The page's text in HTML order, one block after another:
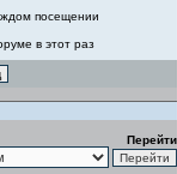
посещении
в этот раз
Перейти